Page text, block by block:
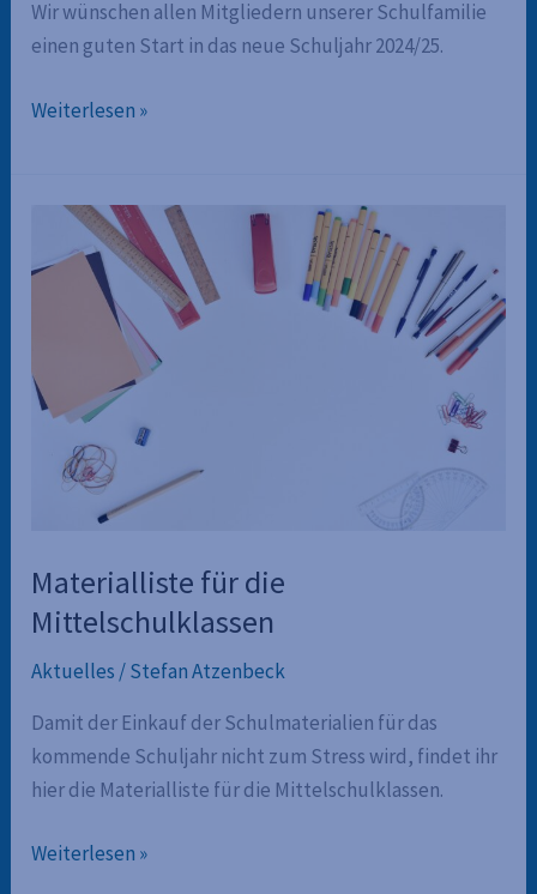
Wir wünschen allen Mitgliedern unserer Schulfamilie
einen guten Start in das neue Schuljahr 2024/25.
Schuljahr
Weiterlesen »
Materialliste für die
Mittelschulklassen
Aktuelles /Stefan Atzenbeck
Damit der Einkauf der Schulmaterialien für das
kommende Schuljahr nicht zum Stress wird, findet ihr
hier die Materialliste für die Mittelschulklassen.
Materialliste
Weiterlesen »